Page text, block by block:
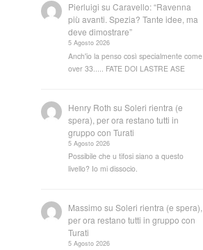
Pierluigi suCaravello: “Ravenna
più avanti. Spezia? Tante idee, ma
deve dimostrare”
5 Agosto 2026
Anch'io la penso così specialmente come
over 33..... FATE DOI LASTRE ASE
Henry Roth suSoleri rientra (e
spera), per ora restano tutti in
gruppo con Turati
5 Agosto 2026
Possibile che u tifosi siano a questo
livello? Io mi dissocio.
Massimo suSoleri rientra (e spera),
per ora restano tutti in gruppo con
Turati
5 Agosto 2026